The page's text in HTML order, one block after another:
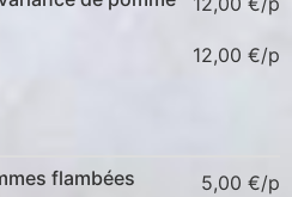
12,00 €
flambées 5,00 €